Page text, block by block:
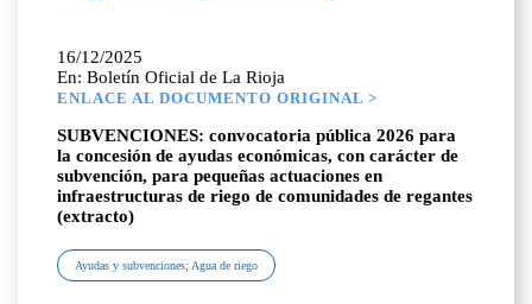
16/12/2025
En: Boletín Oficial de La Rioja
ENLACE AL DOCUMENTO ORIGINAL >
SUBVENCIONES: convocatoria pública 2026 para
la concesión de ayudas económicas, con carácter de
subvención, para pequeñas actuaciones en
infraestructuras de riego de comunidades de regantes
(extracto)
Ayudas y subvenciones; Agua de riego